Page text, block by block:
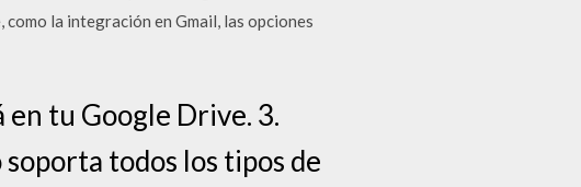
la integración en Gmail, las opciones
en tu Google Drive. 3.
todos los tipos de